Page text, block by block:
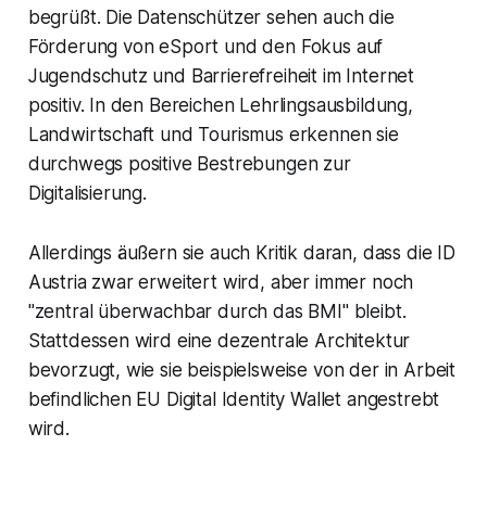
begrüßt. Die Datenschützer sehen auch die
Förderung von eSport und den Fokus auf
Jugendschutz und Barrierefreiheit im Internet
positiv. In den Bereichen Lehrlingsausbildung,
Landwirtschaft und Tourismus erkennen sie
durchwegs positive Bestrebungen zur
Digitalisierung.
Allerdings äußern sie auch Kritik daran, dass die ID
Austria zwar erweitert wird, aber immer noch
"zentral überwachbar durch das BMI" bleibt.
Stattdessen wird eine dezentrale Architektur
bevorzugt, wie sie beispielsweise von der in Arbeit
befindlichen EU Digital Identity Wallet angestrebt
wird.